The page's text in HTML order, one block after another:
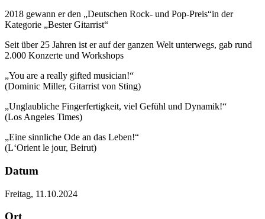
2018 gewann er den „Deutschen Rock- und Pop-Preis“in der
Kategorie „Bester Gitarrist“
Seit über 25 Jahren ist er auf der ganzen Welt unterwegs, gab rund
2.000 Konzerte und Workshops
„You are a really gifted musician!“
(Dominic Miller, Gitarrist von Sting)
„Unglaubliche Fingerfertigkeit, viel Gefühl und Dynamik!“
(Los Angeles Times)
„Eine sinnliche Ode an das Leben!“
(L‘Orient le jour, Beirut)
Datum
Freitag, 11.10.2024
Ort